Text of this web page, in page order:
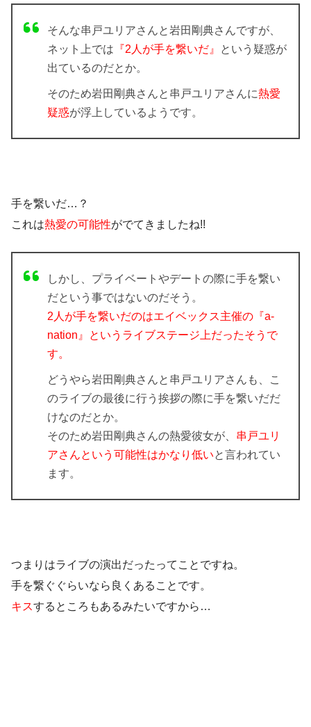
そんな串戸ユリアさんと岩田剛典さんですが、
ネット上では 『2人が手を繋いだ』
という疑惑が
出ているのだとか。
そのため岩田剛典さんと串戸ユリアさんに熱愛
疑惑が浮上しているようです。
手を繋いだ…？
これは熱愛の可能性がでてきましたね!!
しかし、プライベートやデートの際に手を繋い
だという事ではないのだそう。
2人が手を繋いだのはエイベックス主催の『a-
nation』というライブステージ上だったそうで
す。
どうやら岩田剛典さんと串戸ユリアさんも、こ
のライブの最後に行う挨拶の際に手を繋いだだ
けなのだとか。
そのため岩田剛典さんの熱愛彼女が、 串戸ユリ
アさんという可能性はかなり低いと言われてい
ます。
つまりはライブの演出だったってことですね。
手を繋ぐぐらいなら良くあることです。
キスするところもあるみたいですから…